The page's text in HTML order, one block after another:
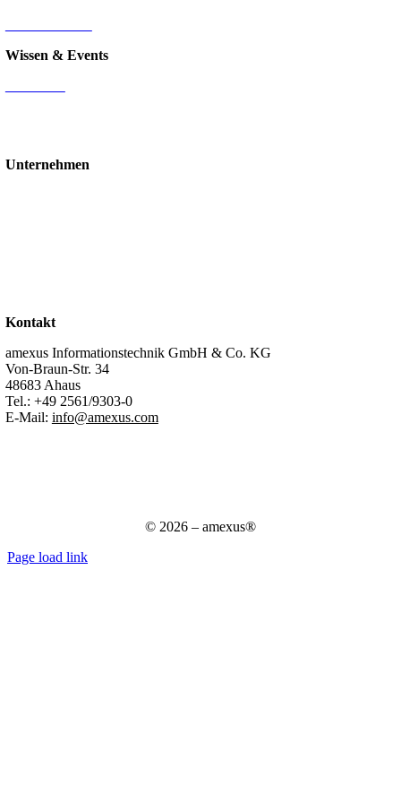
Wissen & Events
Unternehmen
Kontakt
amexus Informationstechnik GmbH & Co. KG
Von-Braun-Str. 34
48683 Ahaus
Tel.: +49 2561/9303-0
E-Mail: info@amexus.com
© 2026 – amexus®
Page load link